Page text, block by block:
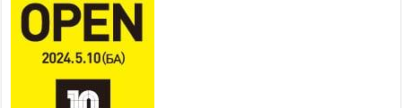
шагналыг нийслэлийн Засаг дарга бөгөөд
Улаанбаатар хотын Захирагч Б.Пүрэвдагва
гардууллаа
2026 оны 7 сар 15 / 11 цаг 41 минут
Нийслэлийн Эрүүл мэндийн газраас 45 баг
иргэдэд тусламж, үйлчилгээ үзүүлж байна